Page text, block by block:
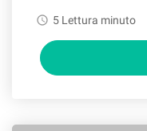
watch_later 5 Lettura minuto